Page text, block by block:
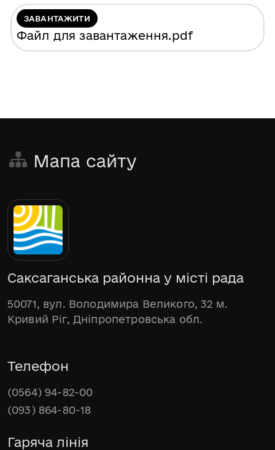
ЗАВАНТАЖИТИ
Файл для завантаження.pdf
Мапа сайту
Саксаганська районна у місті рада
50071, вул. Володимира Великого, 32 м.
Кривий Ріг, Дніпропетровська обл.
Телефон
(0564) 94-82-00
(093) 864-80-18
Гаряча лінія